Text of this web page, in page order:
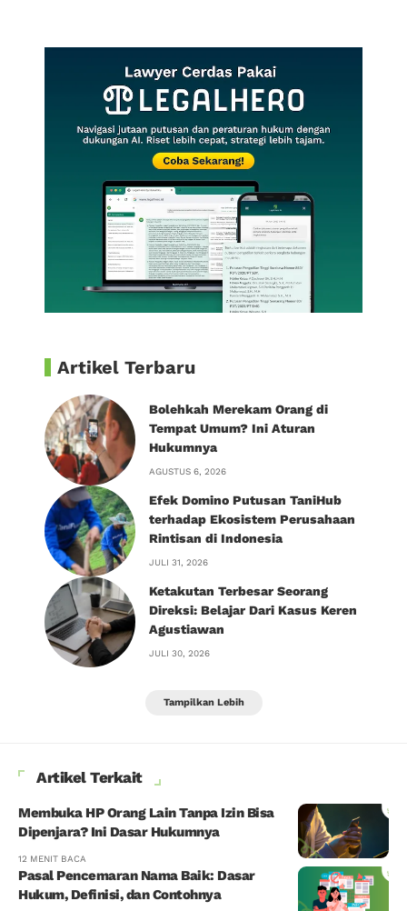
Artikel Terbaru
Bolehkah Merekam Orang di
Tempat Umum? Ini Aturan
Hukumnya
AGUSTUS 6, 2026
Efek Domino Putusan TaniHub
terhadap Ekosistem Perusahaan
Rintisan di Indonesia
JULI 31, 2026
Ketakutan Terbesar Seorang
Direksi: Belajar Dari Kasus Keren
Agustiawan
JULI 30, 2026
Tampilkan Lebih
Artikel Terkait
Membuka HP Orang Lain Tanpa Izin Bisa
Dipenjara? Ini Dasar Hukumnya
12 MENIT BACA
Pasal Pencemaran Nama Baik: Dasar
Hukum, Definisi, dan Contohnya